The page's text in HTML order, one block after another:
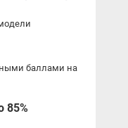
баллами на
85%